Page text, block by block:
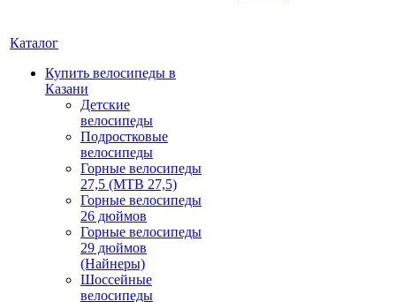
Каталог
Купить велосипеды в
Казани
Детские
велосипеды
Подростковые
велосипеды
Горные велосипеды
27,5 (MTB 27,5)
Горные велосипеды
26 дюймов
Горные велосипеды
29 дюймов
(Найнеры)
Шоссейные
велосипеды